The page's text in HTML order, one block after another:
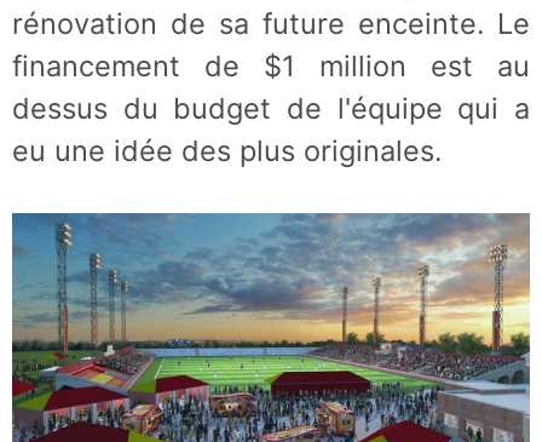
rénovation de sa future enceinte. Le
financement de $1 million est au
dessus du budget de l'équipe qui a
eu une idée des plus originales.